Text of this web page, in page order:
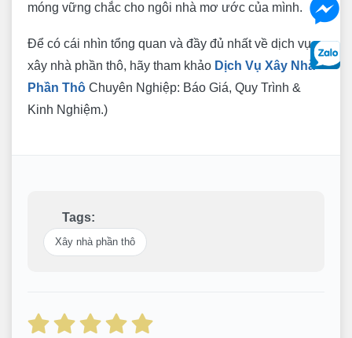
móng vững chắc cho ngôi nhà mơ ước của mình.
Để có cái nhìn tổng quan và đầy đủ nhất về dịch vụ
xây nhà phần thô, hãy tham khảo Dịch Vụ Xây Nhà
Phần Thô Chuyên Nghiệp: Báo Giá, Quy Trình &
Kinh Nghiệm.)
Tags:
Xây nhà phần thô